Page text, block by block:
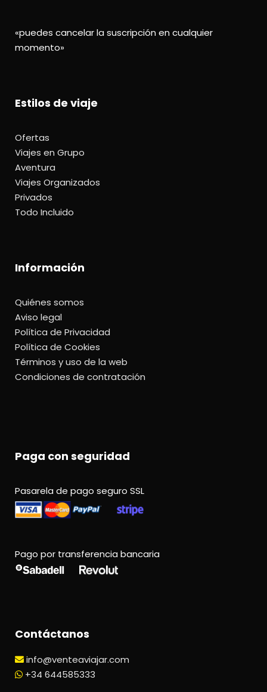
«puedes cancelar la suscripción en cualquier
momento»
Estilos de viaje
Ofertas
Viajes en Grupo
Aventura
Viajes Organizados
Privados
Todo Incluido
Información
Quiénes somos
Aviso legal
Política de Privacidad
Política de Cookies
Términos y uso de la web
Condiciones de contratación
Paga con seguridad
Pasarela de pago seguro SSL
Pago por transferencia bancaria
Contáctanos
info@venteaviajar.com
+34 644585333